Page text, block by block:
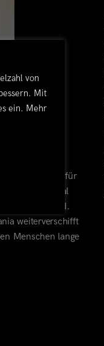
(Hilfe, was für
erstmal
passieren wird.
weiterverschifft
Menschen lange
von
Mit
ein. Mehr